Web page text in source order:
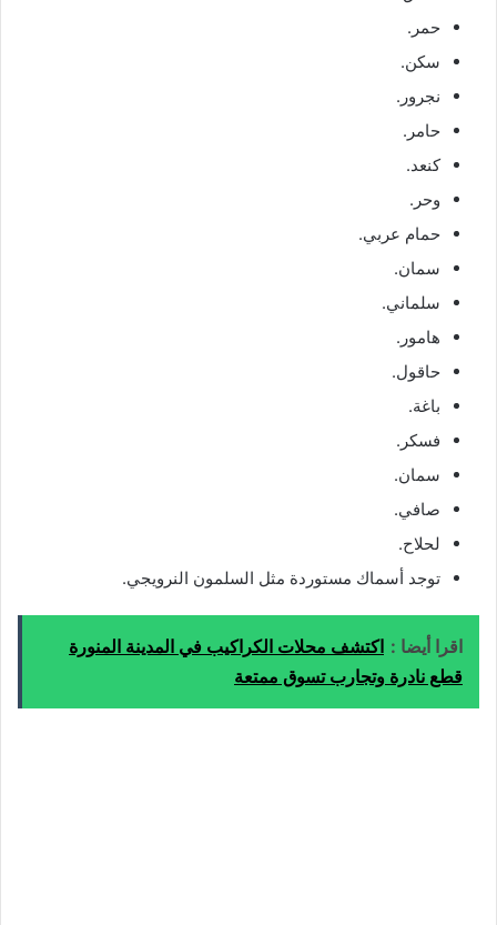
حمر.
سكن.
نجرور.
حامر.
كنعد.
وحر.
حمام عربي.
سمان.
سلماني.
هامور.
حاقول.
باغة.
فسكر.
سمان.
صافي.
لحلاح.
توجد أسماك مستوردة مثل السلمون النرويجي.
اقرا أيضا : اكتشف محلات الكراكيب في المدينة المنورة
قطع نادرة وتجارب تسوق ممتعة